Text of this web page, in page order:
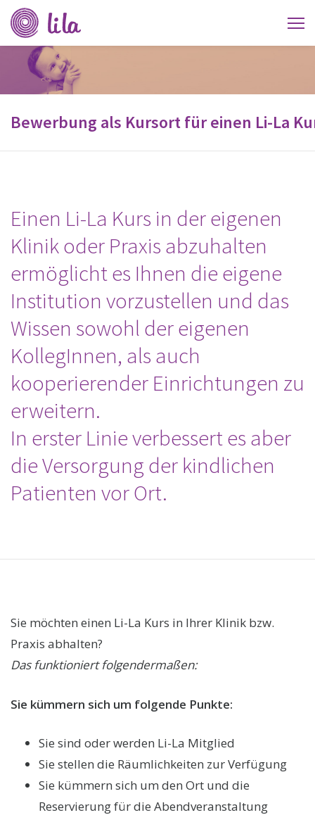
Verein
Li-
Bewerbung als Kursort für einen Li-La
Einen Li-La Kurs in der eigenen
Klinik oder Praxis abzuhalten
ermöglicht es Ihnen die eigene
Institution vorzustellen und das
Wissen sowohl der eigenen
KollegInnen, als auch
kooperierender Einrichtungen zu
erweitern.
In erster Linie verbessert es aber
die Versorgung der kindlichen
Patienten vor Ort.
Sie möchten einen Li-La Kurs in Ihrer Klinik bzw.
Praxis abhalten?
Das funktioniert folgendermaßen:
Sie kümmern sich um folgende Punkte:
Sie sind oder werden Li-La Mitglied
Sie stellen die Räumlichkeiten zur Verfügung
Sie kümmern sich um den Ort und die
Reservierung für die Abendveranstaltung